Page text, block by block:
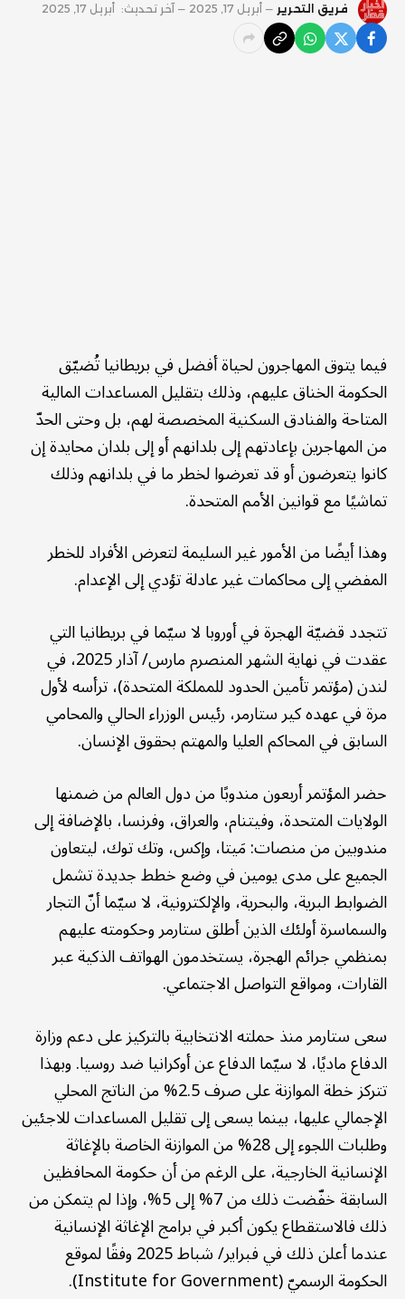
فريق التحرير أبريل 17, 2025 آخر تحديث: أبريل 17, 2025
فيما يتوق المهاجرون لحياة أفضل في بريطانيا تُضيّق
الحكومة الخناق عليهم، وذلك بتقليل المساعدات المالية
المتاحة والفنادق السكنية المخصصة لهم، بل وحتى الحدّ
من المهاجرين بإعادتهم إلى بلدانهم أو إلى بلدان محايدة إن
كانوا يتعرضون أو قد تعرضوا لخطر ما في بلدانهم وذلك
تماشيًا مع قوانين الأمم المتحدة.
وهذا أيضًا من الأمور غير السليمة لتعرض الأفراد للخطر
المفضي إلى محاكمات غير عادلة تؤدي إلى الإعدام.
تتجدد قضيّة الهجرة في أوروبا لا سيّما في بريطانيا التي
عقدت في نهاية الشهر المنصرم مارس/ آذار 2025، في
لندن (مؤتمر تأمين الحدود للمملكة المتحدة)، ترأسه لأول
مرة في عهده كير ستارمر، رئيس الوزراء الحالي والمحامي
السابق في المحاكم العليا والمهتم بحقوق الإنسان.
حضر المؤتمر أربعون مندوبًا من دول العالم من ضمنها
الولايات المتحدة، وفيتنام، والعراق، وفرنسا، بالإضافة إلى
مندوبين من منصات: مَيتا، وإكس، وتك توك، ليتعاون
الجميع على مدى يومين في وضع خطط جديدة تشمل
الضوابط البرية، والبحرية، والإلكترونية، لا سيّما أنّ التجار
والسماسرة أولئك الذين أطلق ستارمر وحكومته عليهم
بمنظمي جرائم الهجرة، يستخدمون الهواتف الذكية عبر
القارات، ومواقع التواصل الاجتماعي.
سعى ستارمر منذ حملته الانتخابية بالتركيز على دعم وزارة
الدفاع ماديًا، لا سيّما الدفاع عن أوكرانيا ضد روسيا. وبهذا
تتركز خطة الموازنة على صرف 2.5% من الناتج المحلي
الإجمالي عليها، بينما يسعى إلى تقليل المساعدات للاجئين
وطلبات اللجوء إلى 28% من الموازنة الخاصة بالإغاثة
الإنسانية الخارجية، على الرغم من أن حكومة المحافظين
السابقة خفّضت ذلك من 7% إلى 5%، وإذا لم يتمكن من
ذلك فالاستقطاع يكون أكبر في برامج الإغاثة الإنسانية
عندما أعلن ذلك في فبراير/ شباط 2025 وفقًا لموقع
الحكومة الرسميّ (Institute for Government).